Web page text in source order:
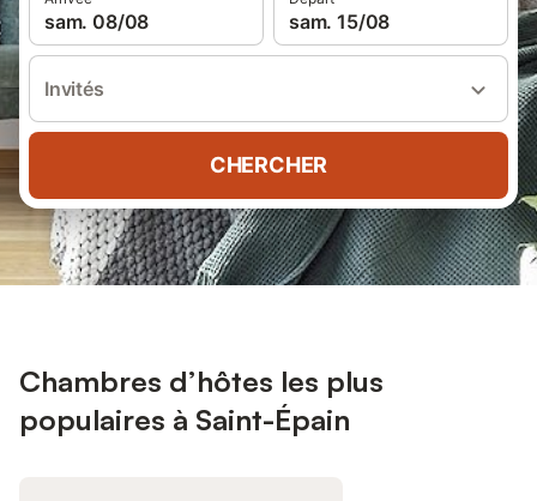
sam. 08/08 sam. 15/08
Invités
CHERCHER
Chambres d’hôtes les plus
populaires à Saint-Épain